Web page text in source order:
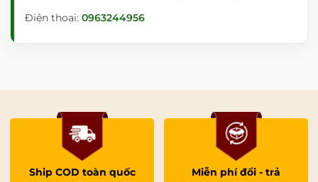
Điện thoại: 0963244956
Ship COD toàn quốc Miễn phí đổi - trả